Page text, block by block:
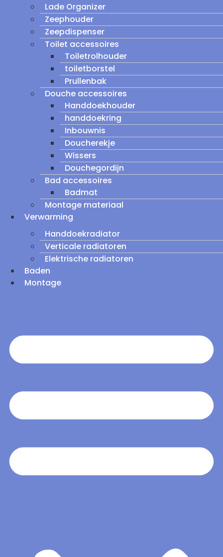
Lade Organizer
Zeephouder
Zeepdispenser
Toilet accessoires
Toiletrolhouder
toiletborstel
Prullenbak
Douche accessoires
Handdoekhouder
handdoekring
Inbouwnis
Doucherekje
Wissers
Douchegordijn
Bad accessoires
Badmat
Montage materiaal
Verwarming
Handdoekradiator
Verticale radiatoren
Elektrische radiatoren
Baden
Montage